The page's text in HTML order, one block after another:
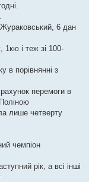
Жураковський, 6 дан
і теж зі 100-
в порівнянні з
перемоги в
лише четверту
чемпіон
рік, а всі інші